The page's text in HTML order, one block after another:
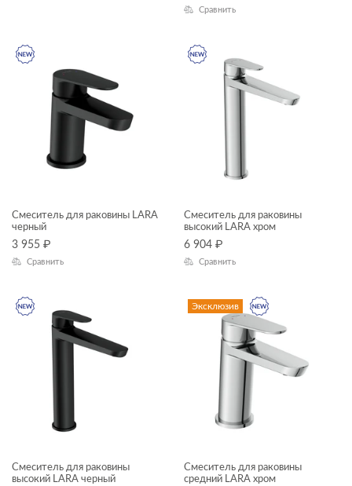
Сравнить
Смеситель для раковины LARA
черный
3 955 ₽
Сравнить
Смеситель для раковины
высокий LARA хром
6 904 ₽
Сравнить
Смеситель для раковины
высокий LARA черный
Эксклюзив
Смеситель для раковины
средний LARA хром